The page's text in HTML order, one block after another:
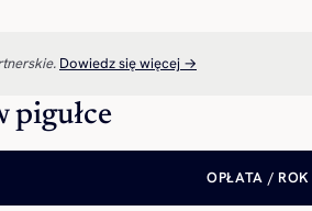
Dowiedz się więcej →
pigułce
OPŁATA / ROK